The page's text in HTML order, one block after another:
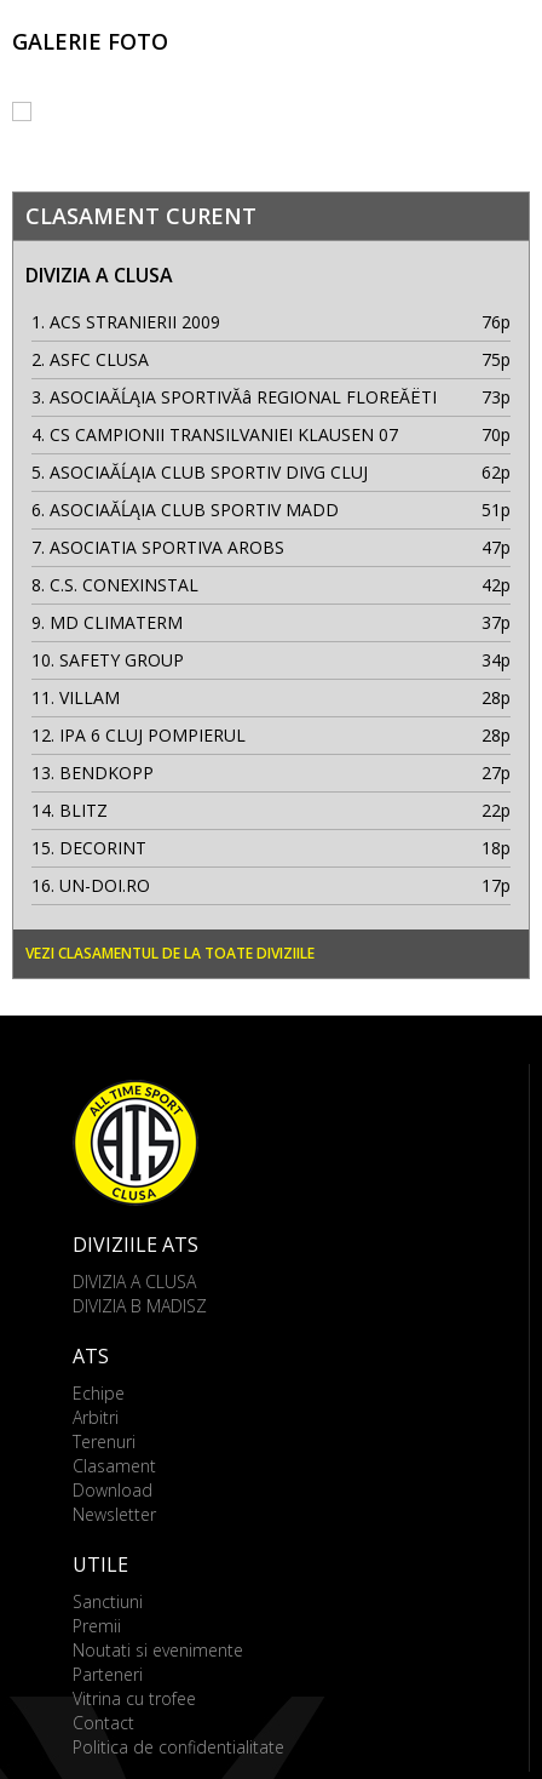
GALERIE FOTO
CLASAMENT CURENT
DIVIZIA A CLUSA
1. ACS STRANIERII 2009
76p
2. ASFC CLUSA
75p
3. ASOCIAĂĹĄIA SPORTIVĂâ REGIONAL FLOREĂËTI
73p
4. CS CAMPIONII TRANSILVANIEI KLAUSEN 07
70p
5. ASOCIAĂĹĄIA CLUB SPORTIV DIVG CLUJ
62p
6. ASOCIAĂĹĄIA CLUB SPORTIV MADD
51p
7. ASOCIATIA SPORTIVA AROBS
47p
8. C.S. CONEXINSTAL
42p
9. MD CLIMATERM
37p
10. SAFETY GROUP
34p
11. VILLAM
28p
12. IPA 6 CLUJ POMPIERUL
28p
13. BENDKOPP
27p
14. BLITZ
22p
15. DECORINT
18p
16. UN-DOI.RO 17p
VEZI CLASAMENTUL DE LA TOATE DIVIZIILE
DIVIZIILE ATS
DIVIZIA A CLUSA
DIVIZIA B MADISZ
ATS
Echipe
Arbitri
Terenuri
Clasament
Download
Newsletter
UTILE
Sanctiuni
Premii
Noutati si evenimente
Parteneri
Vitrina cu trofee
Contact
Politica de confidentialitate